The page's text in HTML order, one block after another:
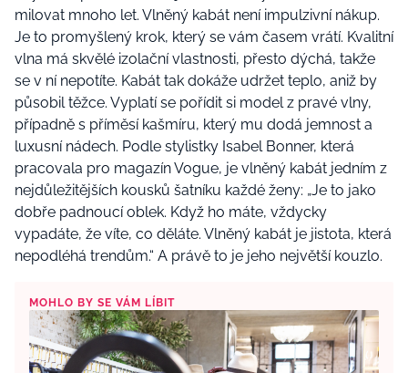
milovat mnoho let. Vlněný kabát není impulzivní nákup.
Je to promyšlený krok, který se vám časem vrátí. Kvalitní
vlna má skvělé izolační vlastnosti, přesto dýchá, takže
se v ní nepotíte. Kabát tak dokáže udržet teplo, aniž by
působil těžce. Vyplatí se pořídit si model z pravé vlny,
případně s příměsí kašmíru, který mu dodá jemnost a
luxusní nádech. Podle stylistky Isabel Bonner, která
pracovala pro magazín Vogue, je vlněný kabát jedním z
nejdůležitějších kousků šatníku každé ženy: „Je to jako
dobře padnoucí oblek. Když ho máte, vždycky
vypadáte, že víte, co děláte. Vlněný kabát je jistota, která
nepodléhá trendům.“ A právě to je jeho největší kouzlo.
MOHLO BY SE VÁM LÍBIT